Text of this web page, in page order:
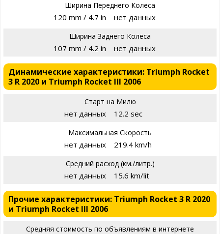
Ширина Переднего Колеса
120 mm / 4.7 in нет данных
Ширина Заднего Колеса
107 mm / 4.2 in нет данных
Динамические характеристики: Triumph Rocket
3 R 2020 и Triumph Rocket III 2006
Старт на Милю
нет данных 12.2 sec
Максимальная Скорость
нет данных 219.4 km/h
Средний расход (км./литр.)
нет данных 15.6 km/lit
Прочие характеристики: Triumph Rocket 3 R 2020
и Triumph Rocket III 2006
Средняя стоимость по объявлениям в интернете